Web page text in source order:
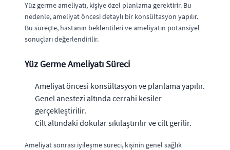
Yüz germe ameliyatı, kişiye özel planlama gerektirir. Bu
nedenle, ameliyat öncesi detaylı bir konsültasyon yapılır.
Bu süreçte, hastanın beklentileri ve ameliyatın potansiyel
sonuçları değerlendirilir.
Yüz Germe Ameliyatı Süreci
Ameliyat öncesi konsültasyon ve planlama yapılır.
Genel anestezi altında cerrahi kesiler
gerçekleştirilir.
Cilt altındaki dokular sıkılaştırılır ve cilt gerilir.
Ameliyat sonrası iyileşme süreci, kişinin genel sağlık